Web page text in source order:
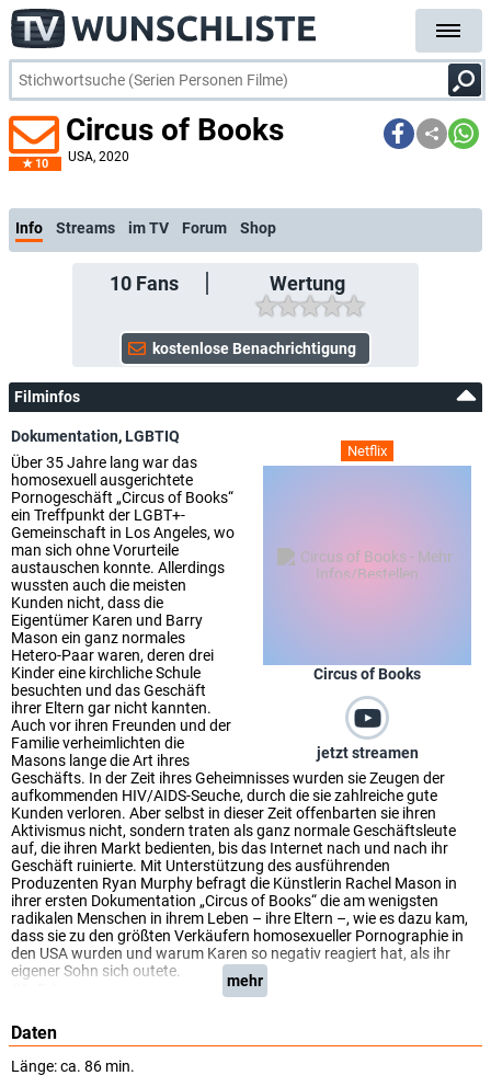
10
Circus of Books
USA, 2020
Info Streams im TV Forum Shop
10Fans Wertung
Filminfos
Netflix
Circus of Books
jetzt streamen
Dokumentation,LGBTIQ
Über 35 Jahre lang war das
homosexuell ausgerichtete
Pornogeschäft „Circus of Books“
ein Treffpunkt der LGBT+-
Gemeinschaft in Los Angeles, wo
man sich ohne Vorurteile
austauschen konnte. Allerdings
wussten auch die meisten
Kunden nicht, dass die
Eigentümer Karen und Barry
Mason ein ganz normales
Hetero-Paar waren, deren drei
Kinder eine kirchliche Schule
besuchten und das Geschäft
ihrer Eltern gar nicht kannten.
Auch vor ihren Freunden und der
Familie verheimlichten die
Masons lange die Art ihres
Geschäfts. In der Zeit ihres Geheimnisses wurden sie Zeugen der
aufkommenden HIV/AIDS-Seuche, durch die sie zahlreiche gute
Kunden verloren. Aber selbst in dieser Zeit offenbarten sie ihren
Aktivismus nicht, sondern traten als ganz normale Geschäftsleute
auf, die ihren Markt bedienten, bis das Internet nach und nach ihr
Geschäft ruinierte. Mit Unterstützung des ausführenden
Produzenten Ryan Murphy befragt die Künstlerin Rachel Mason in
ihrer ersten Dokumentation „Circus of Books“ die am wenigsten
radikalen Menschen in ihrem Leben – ihre Eltern –, wie es dazu kam,
dass sie zu den größten Verkäufern homosexueller Pornographie in
den USA wurden und warum Karen so negativ reagiert hat, als ihr
eigener Sohn sich outete.
mehr
Daten
Länge: ca. 86 min.